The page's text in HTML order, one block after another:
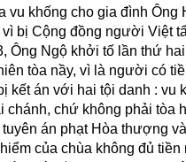
khống cho gia đình Ông
bị Cộng đồng người Việt
Ông Ngộ khởi tố lần thứ
tòa nầy, vì là người có
án với hai tội danh : vu
chứ không phải tòa
án phạt Hòa thượng
của chùa không đủ